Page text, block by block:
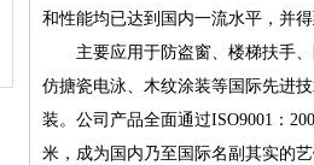
和性能均已达到国内一流水平，并
主要应用于防盗窗、楼梯扶手、
仿搪瓷电泳、木纹涂装等国际先进
装。公司产品全面通过ISO9001：
米，成为国内乃至国际名副其实的艺